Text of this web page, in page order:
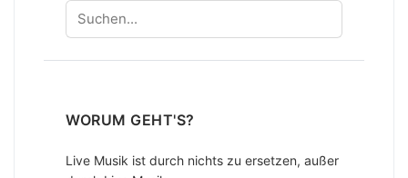
Suchen
WORUM GEHT'S?
Live Musik ist durch nichts zu ersetzen, außer